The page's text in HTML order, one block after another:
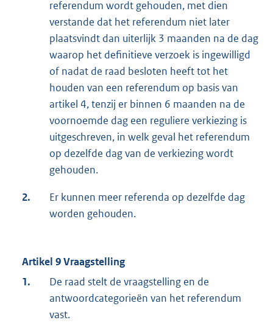
referendum wordt gehouden, met dien
verstande dat het referendum niet later
plaatsvindt dan uiterlijk 3 maanden na de dag
waarop het definitieve verzoek is ingewilligd
of nadat de raad besloten heeft tot het
houden van een referendum op basis van
artikel 4, tenzij er binnen 6 maanden na de
voornoemde dag een reguliere verkiezing is
uitgeschreven, in welk geval het referendum
op dezelfde dag van de verkiezing wordt
gehouden.
2.
Er kunnen meer referenda op dezelfde dag
worden gehouden.
Artikel 9 Vraagstelling
1.
De raad stelt de vraagstelling en de
antwoordcategorieën van het referendum
vast.